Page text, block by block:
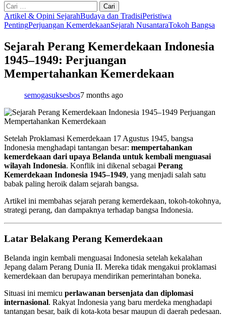
Cari
untuk:
Artikel & Opini SejarahBudaya dan TradisiPeristiwa
PentingPerjuangan KemerdekaanSejarah NusantaraTokoh Bangsa
Sejarah Perang Kemerdekaan Indonesia
1945–1949: Perjuangan
Mempertahankan Kemerdekaan
semogasuksesbos7 months ago
Setelah Proklamasi Kemerdekaan 17 Agustus 1945, bangsa
Indonesia menghadapi tantangan besar: mempertahankan
kemerdekaan dari upaya Belanda untuk kembali menguasai
wilayah Indonesia. Konflik ini dikenal sebagai Perang
Kemerdekaan Indonesia 1945–1949, yang menjadi salah satu
babak paling heroik dalam sejarah bangsa.
Artikel ini membahas sejarah perang kemerdekaan, tokoh-tokohnya,
strategi perang, dan dampaknya terhadap bangsa Indonesia.
Latar Belakang Perang Kemerdekaan
Belanda ingin kembali menguasai Indonesia setelah kekalahan
Jepang dalam Perang Dunia II. Mereka tidak mengakui proklamasi
kemerdekaan dan berupaya mendirikan pemerintahan boneka.
Situasi ini memicu perlawanan bersenjata dan diplomasi
internasional. Rakyat Indonesia yang baru merdeka menghadapi
tantangan besar, baik di kota-kota besar maupun di daerah pedesaan.